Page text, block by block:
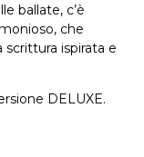
ballate, c’è
che
scrittura ispirata e
DELUXE.